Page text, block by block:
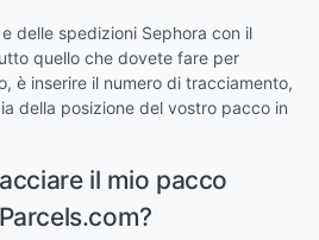
delle spedizioni Sephora con il
quello che dovete fare per
è inserire il numero di tracciamento,
della posizione del vostro pacco in
il mio pacco